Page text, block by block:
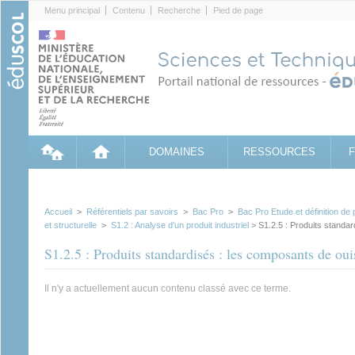
Menu principal Contenu Recherche Pied de page
DOMAINES RESSOURCES
Accueil > Référentiels par savoirs > Bac Pro > Bac Pro Etude et définition
et structurelle > S1.2 : Analyse d'un produit industriel > S1.2.5 : Produits
S1.2.5 : Produits standardisés : les composants de
Il n'y a actuellement aucun contenu classé avec ce terme.